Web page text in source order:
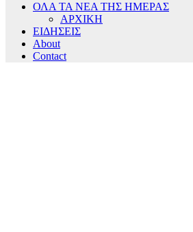
ΟΛΑ ΤΑ ΝΕΑ ΤΗΣ ΗΜΕΡΑΣ
ΑΡΧΙΚΗ
ΕΙΔΗΣΕΙΣ
About
Contact